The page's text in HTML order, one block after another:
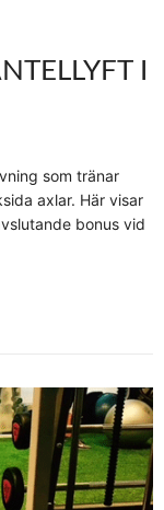
I
som tränar
axlar. Här visar
bonus vid